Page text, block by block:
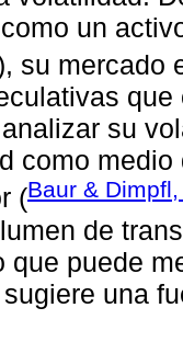
un
su mercado
su
como
(Baur &
de
que puede
una